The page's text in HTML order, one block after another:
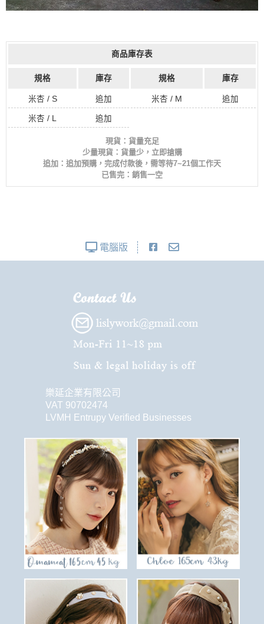
商品庫存表
規格 庫存 規格 庫存
米杏 / S 追加 米杏 / M 追加
米杏 / L 追加
現貨：貨量充足
少量現貨：貨量少，立即搶購
追加：追加預購，完成付款後，需等待7~21個工作天
已售完：銷售一空
電腦版
樂延企業有限公司
VAT 90702474
LVMH Entrupy Verified Businesses